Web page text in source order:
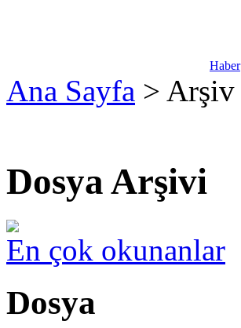
Haber
Ana Sayfa > Arşiv
Dosya Arşivi
En çok okunanlar
Dosya